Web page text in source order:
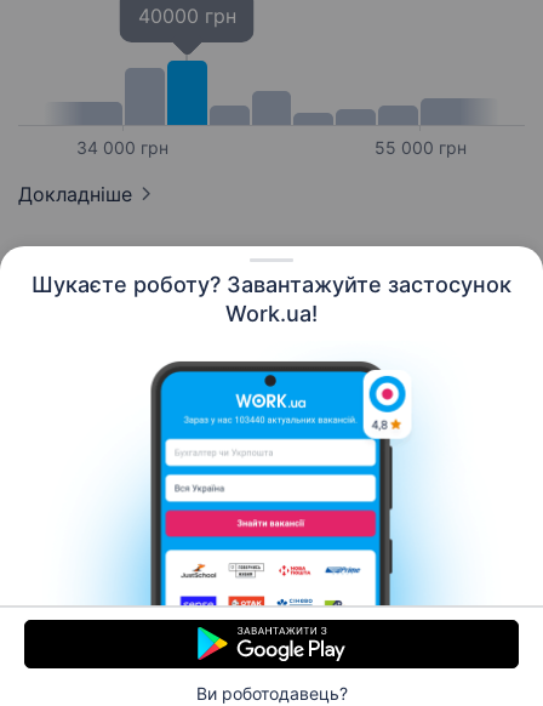
Шукаєте роботу? Завантажуйте застосунок
Work.ua!
Ви роботодавець?
34 000 грн
40000 грн
55 000 грн
Докладніше
Контакти Про нас
Кар’єра
Допомога Умови використання